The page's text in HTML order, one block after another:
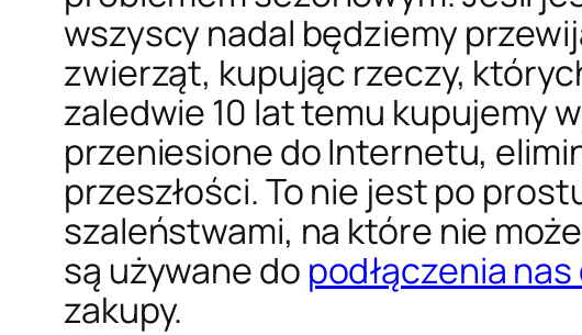
wszyscy nadal będziemy
zwierząt, kupując rzeczy,
zaledwie 10 lat temu kupujemy
przeniesione do Internetu,
przeszłości. To nie jest po
szaleństwami, na które nie
są używane do podłączenia
zakupy.